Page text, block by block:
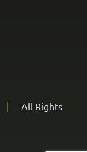
|
All Rights